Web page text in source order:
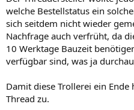
welche Bestellstatus ein
sich seitdem nicht wieder
Nachfrage auch verfrüht, da
10 Werktage Bauzeit
verfügbar sind, was ja
Damit diese Trollerei ein
Thread zu.